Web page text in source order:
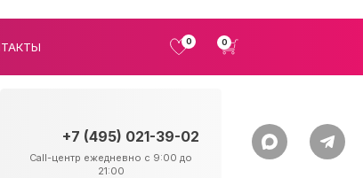
0 0
+7 (495) 021-39-02
Call-центр ежедневно с 9:00 до
21:00